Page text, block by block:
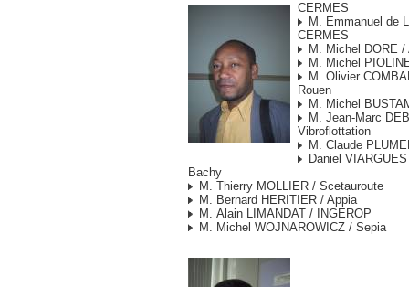
CERMES
M. Emmanuel de
CERMES
M. Michel DORE
M. Michel
M. Olivier
Rouen
M. Michel
M. Jean-Marc
Vibroflottation
M. Claude
Daniel
Bachy
M. Thierry MOLLIER / Scetauroute
M. Bernard HERITIER / Appia
M. Alain LIMANDAT / INGEROP
M. Michel WOJNAROWICZ / Sepia